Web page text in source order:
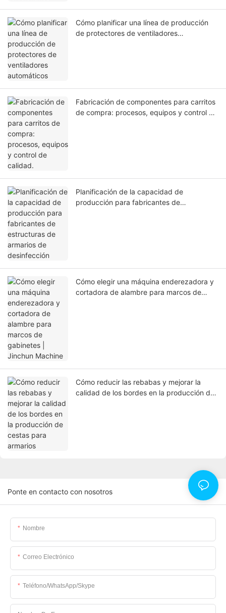
Cómo planificar una línea de producción
de protectores de ventiladores
Fabricación de componentes para carritos
de compra: procesos, equipos y control de
Planificación de la capacidad de
producción para fabricantes de
Cómo elegir una máquina enderezadora y
cortadora de alambre para marcos de
Cómo reducir las rebabas y mejorar la
calidad de los bordes en la producción de
Ponte en contacto con nosotros
Nombre
Correo Electrónico
Teléfono/WhatsApp/Skype